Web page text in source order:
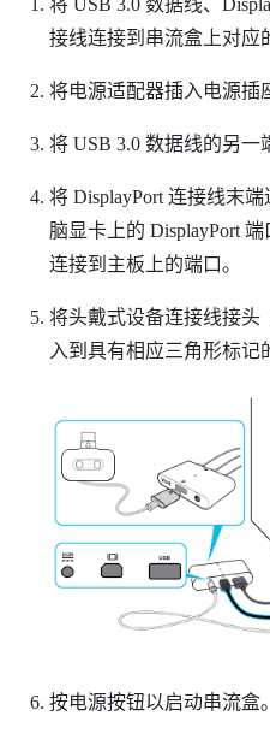
将 USB 3.0 数据线、
接线连接到串流盒上对应
将电源适配器插入电源插
将 USB 3.0 数据线的另一
将 DisplayPort连接线末端
脑显卡上的 DisplayPort端
连接到主板上的端口。
将头戴式设备连接线接头
入到具有相应三角形标记
按电源按钮以启动串流盒。